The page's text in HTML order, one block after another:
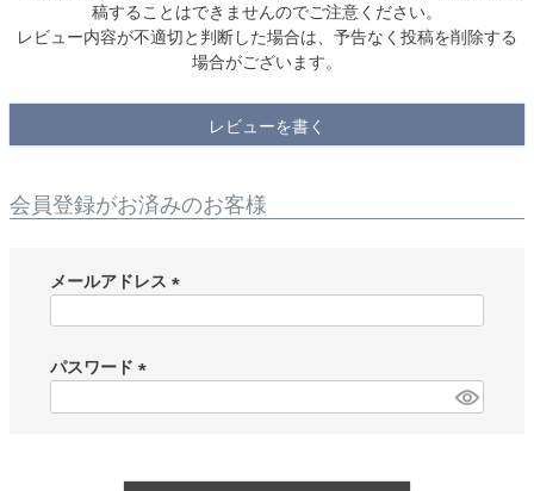
稿することはできませんのでご注意ください。
レビュー内容が不適切と判断した場合は、予告なく投稿を削除する
場合がございます。
レビューを書く
会員登録がお済みのお客様
メールアドレス
)
パスワード